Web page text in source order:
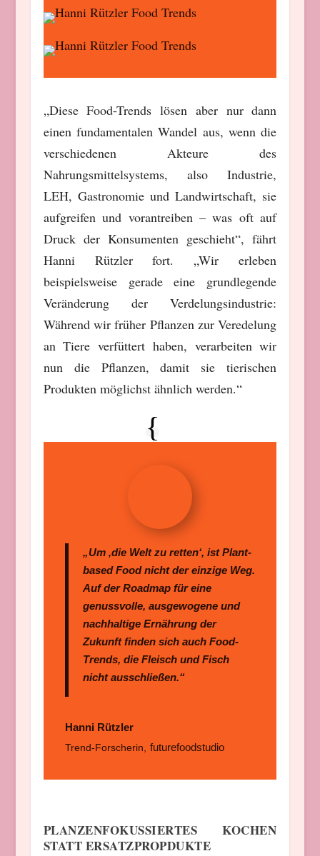
„Diese Food-Trends lösen aber nur dann
einen fundamentalen Wandel aus, wenn die
verschiedenen Akteure des
Nahrungsmittelsystems, also Industrie,
LEH, Gastronomie und Landwirtschaft, sie
aufgreifen und vorantreiben – was oft auf
Druck der Konsumenten geschieht“, fährt
Hanni Rützler fort. „Wir erleben
beispielsweise gerade eine grundlegende
Veränderung der Verdelungsindustrie:
Während wir früher Pflanzen zur Veredelung
an Tiere verfüttert haben, verarbeiten wir
nun die Pflanzen, damit sie tierischen
Produkten möglichst ähnlich werden.“
„Um ‚die Welt zu retten‘, ist Plant-
based Food nicht der einzige Weg.
Auf der Roadmap für eine
genussvolle, ausgewogene und
nachhaltige Ernährung der
Zukunft finden sich auch Food-
Trends, die Fleisch und Fisch
nicht ausschließen.“
Hanni Rützler
Trend-Forscherin, futurefoodstudio
PLANZENFOKUSSIERTES KOCHEN
STATT ERSATZPROPDUKTE